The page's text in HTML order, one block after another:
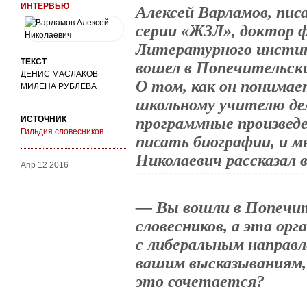
ИНТЕРВЬЮ
ТЕКСТ
ДЕНИС МАСЛАКОВ
МИЛЕНА РУБЛЕВА
ИСТОЧНИК
Гильдия словесников
Апр 12 2016
Алексей Варламов,
серии «ЖЗЛ», доктор
Литературного
вошел в
О том, как он
школьному учителю
программные
писать биографии, и
Николаевич
— Вы вошли в
словесников, а эта
с либеральным
вашим
это сочетается?